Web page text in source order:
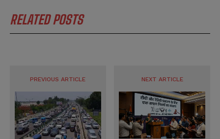
RELATED POSTS
PREVIOUS ARTICLE NEXT ARTICLE